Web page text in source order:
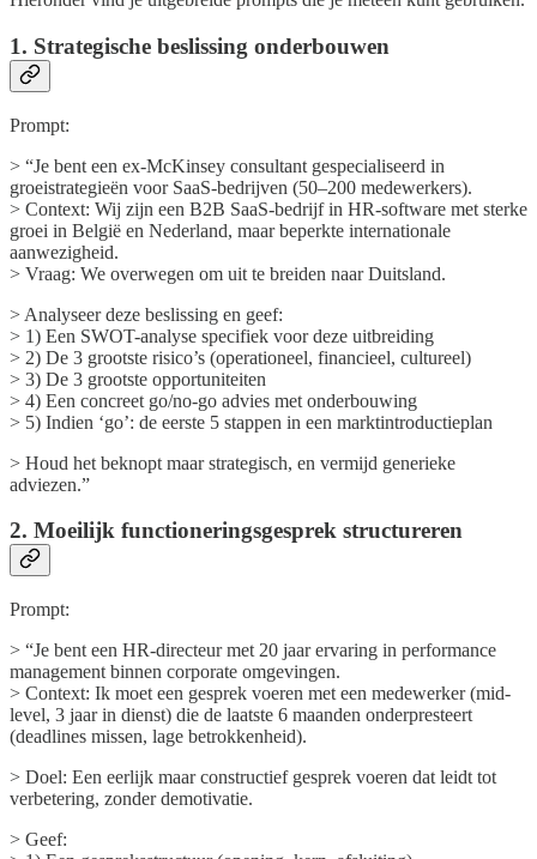
1. Strategische beslissing onderbouwen
Prompt:
> “Je bent een ex-McKinsey consultant gespecialiseerd in
groeistrategieën voor SaaS-bedrijven (50–200 medewerkers).
> Context: Wij zijn een B2B SaaS-bedrijf in HR-software met sterke
groei in België en Nederland, maar beperkte internationale
aanwezigheid.
> Vraag: We overwegen om uit te breiden naar Duitsland.
> Analyseer deze beslissing en geef:
> 1) Een SWOT-analyse specifiek voor deze uitbreiding
> 2) De 3 grootste risico’s (operationeel, financieel, cultureel)
> 3) De 3 grootste opportuniteiten
> 4) Een concreet go/no-go advies met onderbouwing
> 5) Indien ‘go’: de eerste 5 stappen in een marktintroductieplan
> Houd het beknopt maar strategisch, en vermijd generieke
adviezen.”
2. Moeilijk functioneringsgesprek structureren
Prompt:
> “Je bent een HR-directeur met 20 jaar ervaring in performance
management binnen corporate omgevingen.
> Context: Ik moet een gesprek voeren met een medewerker (mid-
level, 3 jaar in dienst) die de laatste 6 maanden onderpresteert
(deadlines missen, lage betrokkenheid).
> Doel: Een eerlijk maar constructief gesprek voeren dat leidt tot
verbetering, zonder demotivatie.
> Geef: